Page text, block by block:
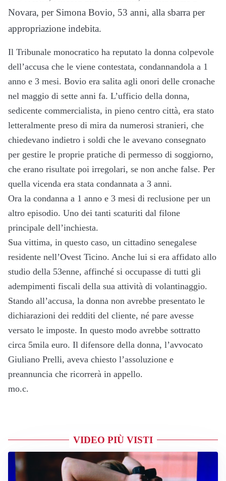
Novara, per Simona Bovio, 53 anni, alla sbarra per
appropriazione indebita.
Il Tribunale monocratico ha reputato la donna colpevole
dell’accusa che le viene contestata, condannandola a 1
anno e 3 mesi. Bovio era salita agli onori delle cronache
nel maggio di sette anni fa. L’ufficio della donna,
sedicente commercialista, in pieno centro città, era stato
letteralmente preso di mira da numerosi stranieri, che
chiedevano indietro i soldi che le avevano consegnato
per gestire le proprie pratiche di permesso di soggiorno,
che erano risultate poi irregolari, se non anche false. Per
quella vicenda era stata condannata a 3 anni.
Ora la condanna a 1 anno e 3 mesi di reclusione per un
altro episodio. Uno dei tanti scaturiti dal filone
principale dell’inchiesta.
Sua vittima, in questo caso, un cittadino senegalese
residente nell’Ovest Ticino. Anche lui si era affidato allo
studio della 53enne, affinché si occupasse di tutti gli
adempimenti fiscali della sua attività di volantinaggio.
Stando all’accusa, la donna non avrebbe presentato le
dichiarazioni dei redditi del cliente, né pare avesse
versato le imposte. In questo modo avrebbe sottratto
circa 5mila euro. Il difensore della donna, l’avvocato
Giuliano Prelli, aveva chiesto l’assoluzione e
preannuncia che ricorrerà in appello.
mo.c.
VIDEO PIÙ VISTI